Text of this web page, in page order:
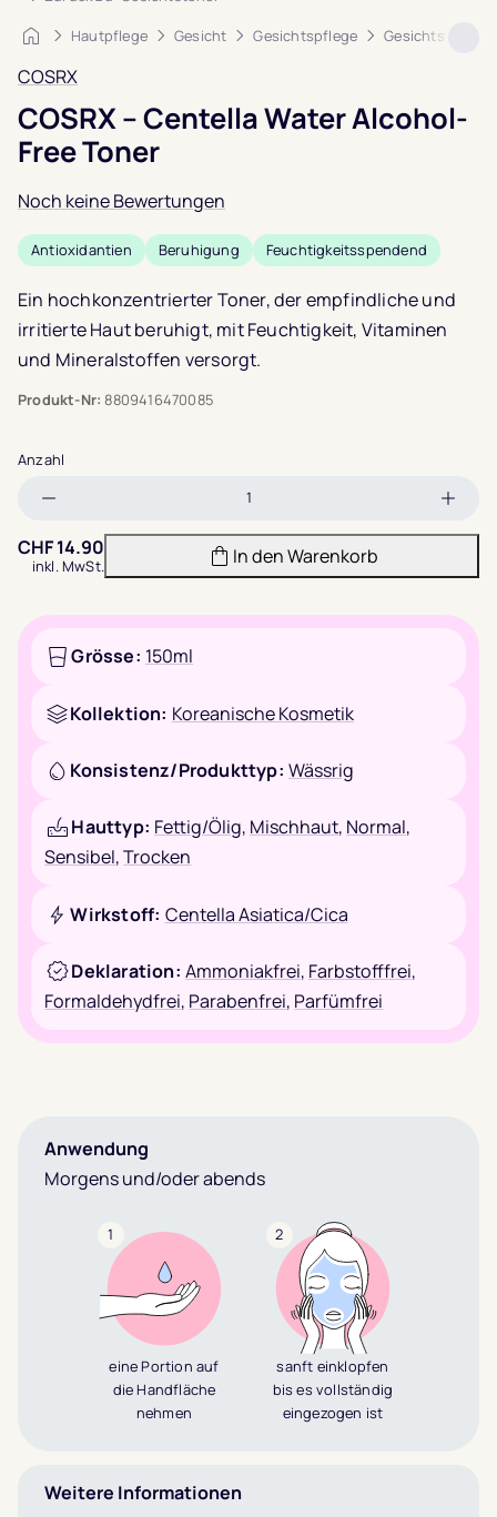
Startseite
Hautpflege Gesicht Gesichtspflege Gesichtstoner
COSRX
COSRX – Centella Water Alcohol-
Free Toner
Noch keine Bewertungen
Antioxidantien Beruhigung Feuchtigkeitsspendend
Ein hochkonzentrierter Toner, der empfindliche und
irritierte Haut beruhigt, mit Feuchtigkeit, Vitaminen
und Mineralstoffen versorgt.
Produkt-Nr: 8809416470085
Anzahl
verringern
CHF14.90
inkl. MwSt. In den Warenkorb
Grösse: 150ml
Kollektion: Koreanische Kosmetik
Konsistenz/Produkttyp: Wässrig
Hauttyp: Fettig/Ölig, Mischhaut, Normal,
Sensibel,Trocken
Wirkstoff: Centella Asiatica/Cica
Deklaration: Ammoniakfrei, Farbstofffrei,
Formaldehydfrei, Parabenfrei, Parfümfrei
Anwendung
Morgens und/oder abends
1
eine Portion auf
die Handfläche
nehmen
2
sanft einklopfen
bis es vollständig
eingezogen ist
Weitere Informationen